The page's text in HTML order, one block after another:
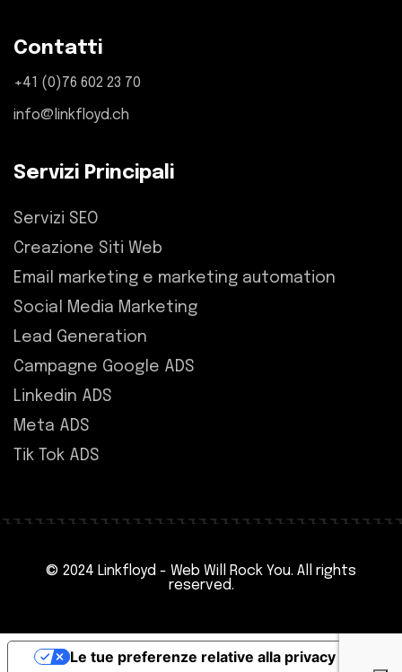
Contatti
+41 (0)76 602 23 70
info@linkfloyd.ch
Servizi Principali
Servizi SEO
Creazione Siti Web
Email marketing e marketing automation
Social Media Marketing
Lead Generation
Campagne Google ADS
Linkedin ADS
Meta ADS
Tik Tok ADS
© 2024 Linkfloyd - Web Will Rock You. All rights
reserved.
Le tue preferenze relative alla privacy